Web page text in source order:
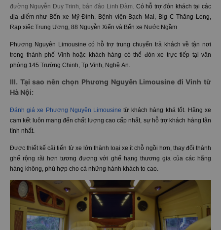
đường Nguyễn Duy Trinh, bán đảo Linh Đàm. Có hỗ trợ đón khách tại các
địa điểm như Bến xe Mỹ Đình, Bệnh viện Bạch Mai, Big C Thăng Long,
Rạp xiếc Trung Ương, 88 Nguyễn Xiển và Bến xe Nước Ngầm
Phương Nguyên Limousine có hỗ trợ trung chuyển trả khách về tận nơi
trong thành phố Vinh hoặc khách hàng có thể đón xe trực tiếp tại văn
phòng 145 Trường Chinh, Tp Vinh, Nghệ An.
III. Tại sao nên chọn Phương Nguyên Limousine đi Vinh từ
Hà Nội:
Đánh giá xe Phương Nguyên Limousine từ khách hàng khá tốt. Hãng xe
cam kết luôn mang đến chất lượng cao cấp nhất, sự hỗ trợ khách hàng tận
tình nhất.
Được thiết kế cải tiến từ xe lớn thành loại xe ít chỗ ngồi hơn, thay đổi thành
ghế rộng rãi hơn tương đương với ghế hạng thương gia của các hãng
hàng không, phù hợp cho cả những hành khách to cao.